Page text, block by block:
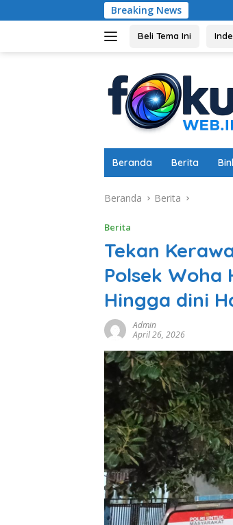
ke
Breaking News
Beli Tema Ini
Beranda Berita
Beranda Berita
Berita
Tekan
Polsek Woha
Hingga dini
Admin
April 26, 2026